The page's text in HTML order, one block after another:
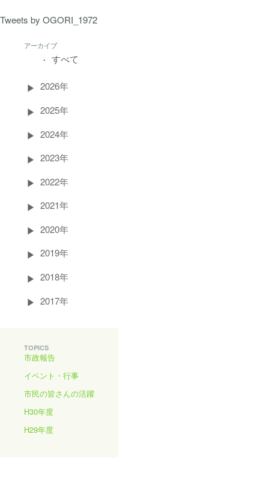
Tweets by OGORI_1972
アーカイブ
すべて
2026年
2025年
2024年
2023年
2022年
2021年
2020年
2019年
2018年
2017年
TOPICS
市政報告
イベント・行事
市民の皆さんの活躍
H30年度
H29年度